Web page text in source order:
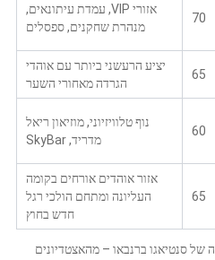
70
אזורי VIP, עמדת עיתונאים,
מנהרת שחקנים, ספסלים
65
יציע הרעשני ביותר עם אוהדי
הגרדה מאחורי השער
60
נוף טלוויזיוני, מוזיאון ריאל
מדריד, SkyBar
65
אזור אוהדים אורחים בקומה
העליונה ומתחם הולכי רגל
חדש בחוץ
של סנטיאגו ברנבאו – מהאצטדיונים